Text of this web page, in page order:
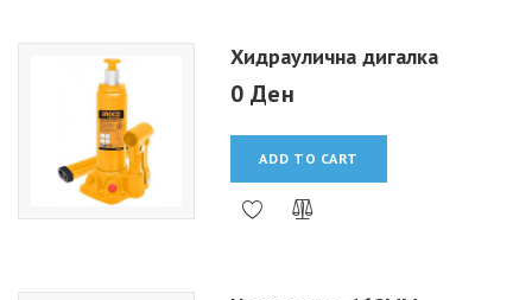
Хидраулична дигалка
0 Ден
ADD TO CART